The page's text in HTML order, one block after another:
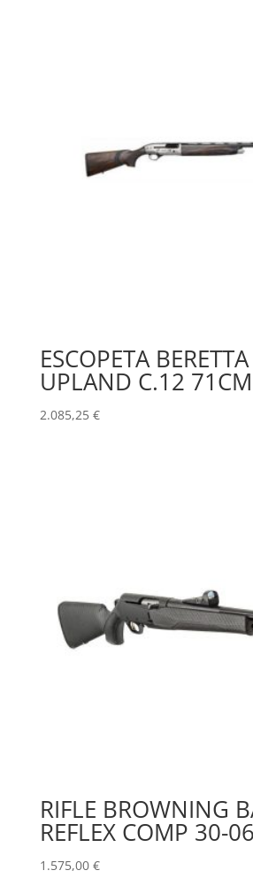
ESCOPETA
UPLAND C.12
2.085,25 €
RIFLE BROWNING
REFLEX COMP 30-06
1.575,00 €